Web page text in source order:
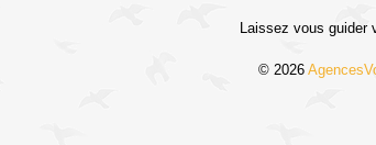
Laissez vous
© 2026